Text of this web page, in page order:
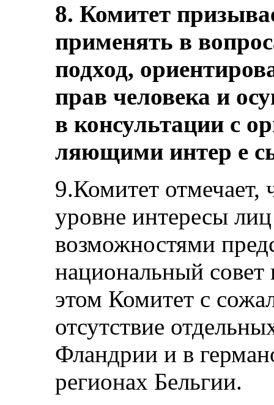
8. Комитет
применять в
подход,
прав человека и
в консультации с
ляющими интер е
9.Комитет отмечает,
уровне интересы
возможностями
национальный
этом Комитет с
отсутствие
Фландрии и в
регионах Бельгии.